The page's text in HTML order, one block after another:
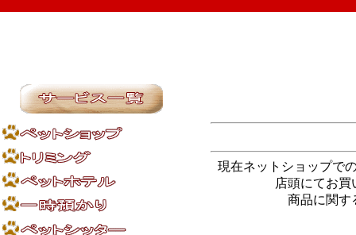
現在ネットショップで
店頭にてお
商品に関す